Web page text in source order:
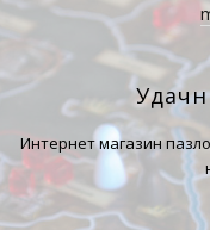
Интернет магазин